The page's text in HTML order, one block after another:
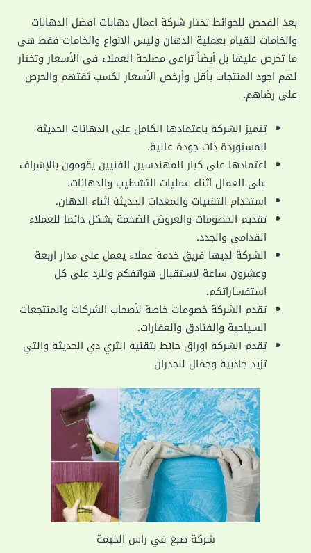
بعد الفحص للحوائط تختار شركة اعمال دهانات افضل الدهانات
والخامات للقيام بعملية الدهان وليس الانواع والخامات فقط هى
ما تحرص عليها بل أيضاً تراعى مصلحة العملاء فى الأسعار وتختار
لهم اجود المنتجات بأقل وأرخص الأسعار لكسب ثقتهم والحرص
على رضاهم.
تتميز الشركة باعتمادها الكامل على الدهانات الحديثة
المستوردة ذات جودة عالية.
اعتمادها على كبار المهندسين الفنيين يقومون بالإشراف
على العمال أثناء عمليات التشطيب والدهانات.
استخدام التقنيات والمعدات الحديثة اثناء الدهان.
تقديم الخصومات والعروض الضخمة بشكل دائما للعملاء
القدامى والجدد.
الشركة لديها فريق خدمة عملاء يعمل على مدار اربعة
وعشرون ساعة لاستقبال هواتفكم وللرد على كل
استفساراتكم.
تقدم الشركة خصومات خاصة لأصحاب الشركات والمنتجعات
السياحية والفنادق والعقارات.
تقدم الشركة اوراق حائط بتقنية الثري دي الحديثة والتي
تزيد جاذبية وجمال للجدران
شركة صبغ في راس الخيمة